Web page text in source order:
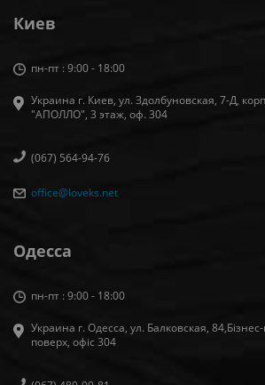
Киев
пн-пт : 9:00 - 18:00
Украина г. Киев, ул. Здолбуновская, 7-Д,
"АПОЛЛО", 3 этаж, оф. 304
(067) 564-94-76
office@loveks.net
Одесса
пн-пт : 9:00 - 18:00
Украина г. Одесса, ул. Балковская,
поверх, офіс 304